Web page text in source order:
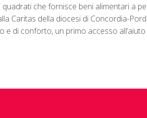
che fornisce beni alimentari a
Caritas della diocesi di Concordia-
e di conforto, un primo accesso